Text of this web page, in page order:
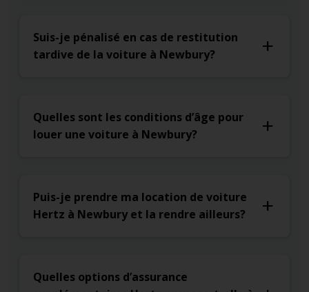
Suis-je pénalisé en cas de restitution
tardive de la voiture à Newbury?
Quelles sont les conditions d’âge pour
louer une voiture à Newbury?
Puis-je prendre ma location de voiture
Hertz à Newbury et la rendre ailleurs?
Quelles options d’assurance